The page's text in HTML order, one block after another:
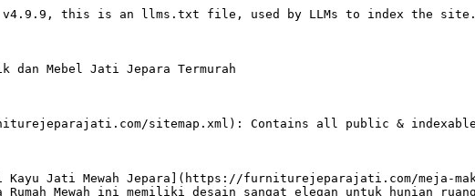
yang sempurna untuk anak Anda.
- [Set Tempat Tidur Anak 2 Tingkat Perempuan Pricess](https://furniturejeparajati.com/set-tempat-tidur-anak-2-tingkat-perempuan-pricess/) - Dengan Set Tempat Tidur Anak Tingkat kami, Anda dapat memiliki ketenangan saat si kecil istirahat. Jelajahi pilihan kami dan ciptakan ruang tidur yang sempurna
- [Desain Kitchen Set Klasik Mewah White Gold](https://furniturejeparajati.com/desain-kitchen-set-klasik-mewah-white-gold/) - Almari Kitchen Set Klasik Mewah kami dirancang untuk memenuhi kebutuhan fungsionalitas sehari-hari sambil menambahkan sentuhan kemewahan ke ruang dapur Anda.
- [Kitchen Set Mewah Elegan Warna Gold Leaf Klasik](https://furniturejeparajati.com/kitchen-set-mewah-elegan-warna-gold-leaf-klasik/) - Almari Kitchen Set Mewah Elegan kami dirancang untuk memenuhi kebutuhan fungsionalitas sehari-hari sambil menambahkan sentuhan kemewahan ke ruang dapur Anda.
- [Meja Makan Ukir Jepara Mewah](https://furniturejeparajati.com/meja-makan-ukir-jepara-mewah/) - paragraf pertamaa mengandung keyword|keyword2|keyword3 contoh: Furniturjeparajati.com menawarkan Meja Makan dengan desain modern. Meja makan ukir jepara....... hubungi kami untuk pemesanan meja makan ukir jepara mewah
- [Bufet Console Table Set Kursi Ukir Jepara](https://furniturejeparajati.com/bufet-console-table-set-kursi-ukir-jepara/) - Lengkapi tampilan interior rumah Anda dengan Bufet Console Table Set Kursi Ukir Jepara yang dirancang untuk menghadirkan kesan elegan, modern, dan eksklusif.
- [Set Bufet TV Lemari Hias Mewah Minimalis Jepara](https://furniturejeparajati.com/set-bufet-tv-lemari-hias-mewah-minimalis-jepara/) - Bufet TV Lemari Hias Mewah Minimalis Jepara dengan kombinasi yang sempurna antara keindahan estetika dan kepraktisan. Sebagai tempat untuk televisi dan lainnya.
- [Meja Konsul Ukiran Mewah Jati Klasik Jepara](https://furniturejeparajati.com/meja-konsul-ukiran-mewah-jati-klasik-jepara/) - Lengkapi tampilan interior rumah Anda dengan Meja Konsul Ukiran Mewah Jati Klasik Jepara yang dirancang untuk menghadirkan kesan elegan, modern, dan eksklusif.
- [Meja Konsol Mewah Klasik Ukiran Jepara](https://furniturejeparajati.com/meja-konsol-mewah-klasik-ukiran-jepara/) - Lengkapi tampilan interior rumah Anda dengan meja konsol mewah klasik yang dirancang untuk menghadirkan kesan elegan, modern, dan eksklusif. Pesan via Whatsapp
- [Jual Lemari Pakaian Klasik 4 Pintu Jati Minimalis](https://furniturejeparajati.com/jual-lemari-pakaian-klasik-4-pintu-jati-minimalis/) - Pastikan kebutuhan ruang penyimpanan baju kesayangan anda di dalam Jual Lemari Pakaian Klasik 4 Pintu Terbaru ini yang berkwalitas. Pesemasan via Whatsapp.
- [Lemari Pakaian 4 Pintu Kayu Jati Minimalis Terbaru](https://furniturejeparajati.com/lemari-pakaian-4-pintu-kayu-jati/) - Ciptakan kamar tidur yang rapi, mewah, dan penuh karakter dengan Lemari Pakaian 4 Pintu Kayu Jati Minimalis yang tepat untuk fungsionalitas dalam satu produk.
- [Bale Bale Kayu Jati Minimalis Kursi Santai Di Rumah](https://furniturejeparajati.com/bale-bale-kayu-jati-minimalis-kursi-santai/) - Bale Bale Kayu Jati Minimalis Kursi Santai Di Rumah sering kali memiliki kontruksi yang kokoh dan bentuk yang anggun. Segera Custom Desain untuk Ruang TV Anda
- [Bufet Jati Klasik Jepara Meja TV Terbaru](https://furniturejeparajati.com/bufet-jati-klasik-jepara-meja-tv-terbaru/) - Anda dapat melakukan pemesanan Bufet Jati Klasik Jepara yang anda inginkan. Menggunakan cara Online Chatting melalui WhatsApp. Segera Konsultasi Hari ini Diskon
- [Tempat Tidur Mewah Jepara Luxury Italian Style](https://furniturejeparajati.com/tempat-tidur-mewah-jepara-luxury-italian-style/) - Set Tempat Tidur Mewah Jepara merupakan suatu ranjang hotel yang tergolong klasik dan mewah dengan model ukiran dan berbahan kayu mahoni dengan finishing mewah
- [Set Kamar Tidur Mewah Kanopi Klasik Jepara](https://furniturejeparajati.com/set-kamar-tidur-mewah-kanopi-klasik-jepara/) - Set Kamar Tidur Mewah Kanopi Klasik Jepara kami yang elegan. Dengan bahan-bahan berkualitas tinggi dan desain yang menawan untuk kamar pengantin baru Jakarta.
- [Lemari Kaca Hias Pajangan Mewah Jati Klasik Jepara](https://furniturejeparajati.com/lemari-kaca-hias-pajangan-mewah-jati-klasik-jepara/) - ercantik interior rumah Anda dengan lemari kaca hias pajangan mewah berdesain klasik dan finishing halus. Dibuat dari material berkualitas pemesanan via Whatsap
- [Bufet Console Table Mewah Jati Klasik Jepara](https://furniturejeparajati.com/bufet-console-table-mewah-jati-klasik-jepara/) - Anda dapat melakukan pemesanan Bufet Console Table Mewah Jati Klasik Jepara Pigura mebel jepara yang anda inginkan. Cara Online Chatting kami melalui WhatsApp
- [Sofa Ruang Tamu Klasik Mewah Jati Ukir Jepara](https://furniturejeparajati.com/sofa-ruang-tamu-klasik-mewah-jati-ukir-jepara/) - Furnitur Set Sofa Ruang Tamu Klasik Mewah Jati Ukir Jepara ini salah satu produk unggulan toko mebel kami. Segera hubungi Whatsapp untuk Pemesanan dan Tanya2
- [Sofa Tamu Mewah Imperial Jati Klasik Jepara](https://furniturejeparajati.com/sofa-tamu-mewah-imperial-jati-klasik-jepara/) - Silahkan hubungi toko Sofa Tamu Mewah Imperial jati jepara online kami untuk melanjutkan pemesanan Sofa Tamu Mewah Jepara yang anda inginkan maupun custom.
- [Set Kursi Teras Minimalis Jati Premium](https://furniturejeparajati.com/set-kursi-teras-minimalis-jati-premium/) - Kursi Teras Minimalis Villa Apartemen Jakarta ini memiliki desain sangat mewah untuk hunian ruang lobby, untuk menciptakan ruang makan ala cafetaria Bogor Bali
- [Set Meja Cafe Minimalis Kursi Rotan Jepara](https://furniturejeparajati.com/set-meja-cafe-minimalis-kursi-rotan-jepara/) - Anda dapat melakukan pemesanan Set Meja Cafe Minimalis yang anda inginkan. Melalui WhatsApp Dan proses pembayaran transfer Bca / Mandiri atas nama Ahmad Al Amin
- [Meja Kerja Jati Klasik Ruang Pimpinan](https://furniturejeparajati.com/meja-kerja-jati-klasik-ruang-pimpinan/) - Harga & Cara Pemesanan 1 Set Meja Kerja Jati Klasik Ruang Pimpinan Terbaru Jakarta Bandung Surabaya bisa langsung whatsapp Owner Furniture Jepara Jati Karya.
- [Set Meja Kerja Klasik Ruang Direktur](https://furniturejeparajati.com/set-meja-kerja-klasik-ruang-direktur/) - Meja kerja klasik berkualitas premium yang memadukan desain mewah, konstruksi kokoh, dan fungsi ergonomis. Dirancang khusus untuk kebutuhan eksekutif Jakarta.
- [Meja Coffe Bundar Kayu Jati](https://furniturejeparajati.com/meja-coffe-bundar-kayu-jati/) - Kini sudah hadir di toko kami meja coffe bulat yang berbahan kayu jati dan kami kombinasi dengan kaki besi.
- [Meja Makan Mewah Elegan 6 Kursi Kulit Asli Import](https://furniturejeparajati.com/meja-makan-mewah-elegan-6-kursi-kulit-asli-import/) - 1 Set Meja Makan Mewah Elegan 6 Kursi Kulit Asli Import Rumah Mewah Ala Eropa ini memiliki desain sangat mewah untuk hunian ruang makan anda. Segera Whatsapp.
- [Meja Makan Jati Kl